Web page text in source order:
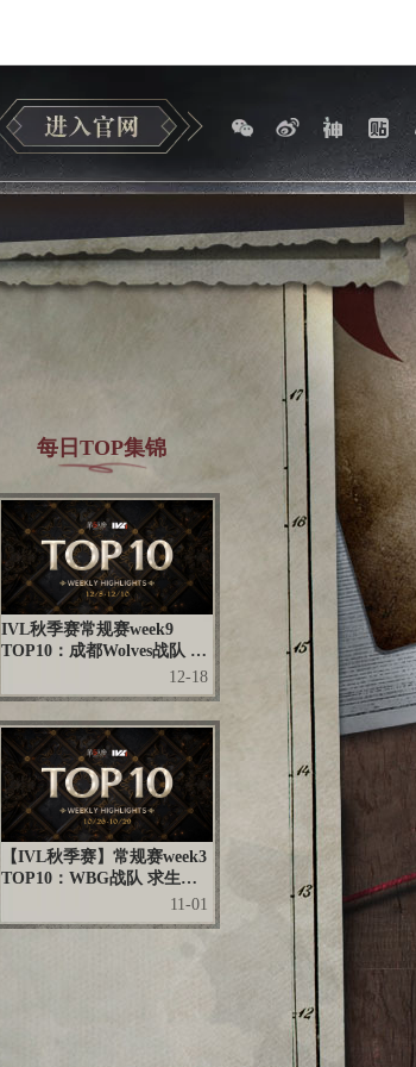
每日TOP集锦
IVL秋季赛常规赛week9
TOP10：成都Wolves战队 求
生者方 技能搭配天衣无缝 敏
捷玉箫地窖逃生
12-18
【IVL秋季赛】常规赛week3
TOP10：WBG战队 求生者
方 金球冲撞精巧配合 灵敏牵
制稳中取胜
11-01